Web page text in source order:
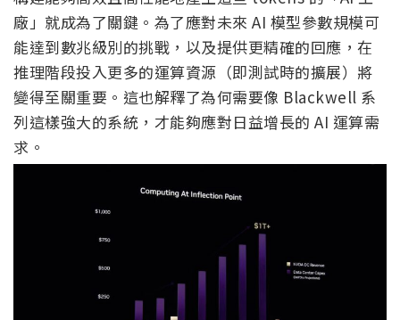
廠」就成為了關鍵。為了應對未來 AI 模型參數規模可
能達到數兆級別的挑戰，以及提供更精確的回應，在
推理階段投入更多的運算資源（即測試時的擴展）將
變得至關重要。這也解釋了為何需要像 Blackwell 系
列這樣強大的系統，才能夠應對日益增長的 AI 運算需
求。